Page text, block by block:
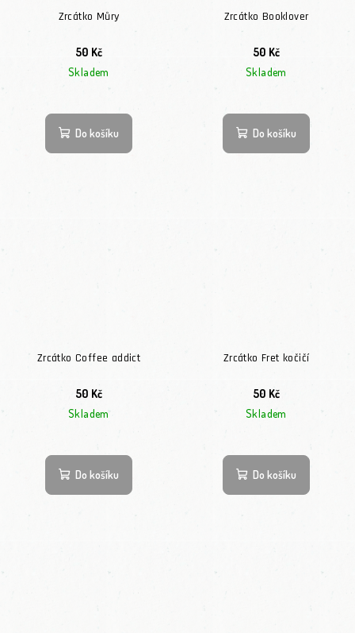
Zrcátko Můry
50 Kč
Skladem
Do košíku
Zrcátko Booklover
50 Kč
Skladem
Do košíku
Zrcátko Coffee addict
50 Kč
Skladem
Do košíku
Zrcátko Fret kočičí
50 Kč
Skladem
Do košíku